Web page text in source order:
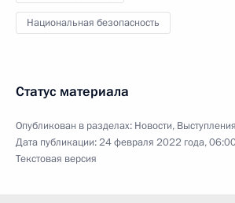
Национальная безопасность
Статус материала
Опубликован в разделах: Новости,
Дата публикации:24 февраля 2022 года,
Текстовая версия